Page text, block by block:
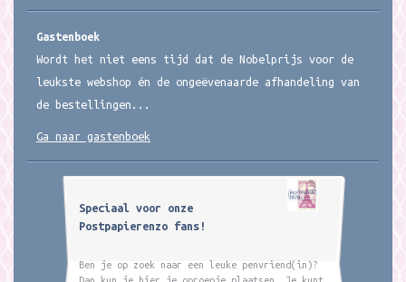
Gastenboek
Wordt het niet eens tijd dat de Nobelprijs voor de
leukste webshop én de ongeëvenaarde afhandeling van
de bestellingen...
Ga naar gastenboek
Speciaal voor onze
Postpapierenzo fans!
Ben je op zoek naar een leuke penvriend(in)?